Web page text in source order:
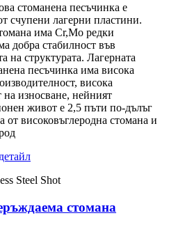
стоманена песъчинка е
счупени лагерни пластини.
има Cr,Mo редки
добра стабилност във
на структурата. Лагерната
песъчинка има висока
висока
на износване, нейният
живот е 2,5 пъти по-дълъг
от високовъглеродна стомана и
детайл
стомана